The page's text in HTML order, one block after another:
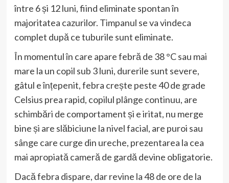
între 6 și 12 luni, fiind eliminate spontan în
majoritatea cazurilor. Timpanul se va vindeca
complet după ce tuburile sunt eliminate.
În momentul în care apare febră de 38 °C sau mai
mare la un copil sub 3 luni, durerile sunt severe,
gâtul e înțepenit, febra crește peste 40 de grade
Celsius prea rapid, copilul plânge continuu, are
schimbări de comportament și e iritat, nu merge
bine și are slăbiciune la nivel facial, are puroi sau
sânge care curge din ureche, prezentarea la cea
mai apropiată cameră de gardă devine obligatorie.
Dacă febra dispare, dar revine la 48 de ore de la